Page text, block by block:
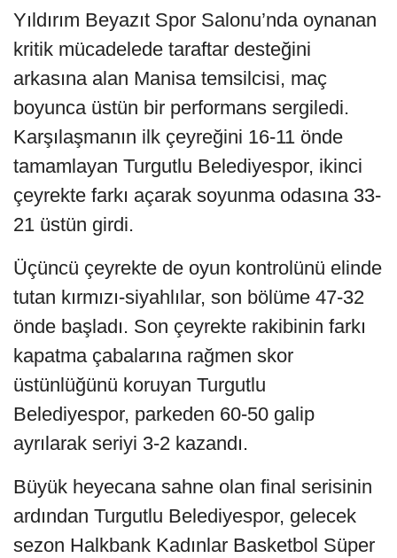
Yıldırım Beyazıt Spor Salonu’nda oynanan
kritik mücadelede taraftar desteğini
arkasına alan Manisa temsilcisi, maç
boyunca üstün bir performans sergiledi.
Karşılaşmanın ilk çeyreğini 16-11 önde
tamamlayan Turgutlu Belediyespor, ikinci
çeyrekte farkı açarak soyunma odasına 33-
21 üstün girdi.
Üçüncü çeyrekte de oyun kontrolünü elinde
tutan kırmızı-siyahlılar, son bölüme 47-32
önde başladı. Son çeyrekte rakibinin farkı
kapatma çabalarına rağmen skor
üstünlüğünü koruyan Turgutlu
Belediyespor, parkeden 60-50 galip
ayrılarak seriyi 3-2 kazandı.
Büyük heyecana sahne olan final serisinin
ardından Turgutlu Belediyespor, gelecek
sezon Halkbank Kadınlar Basketbol Süper